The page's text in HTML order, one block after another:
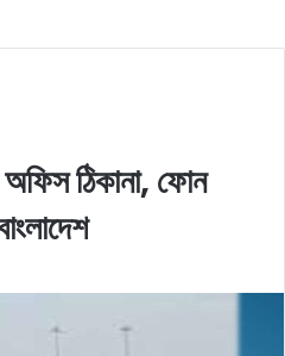
অফিস ঠিকানা, ফোন